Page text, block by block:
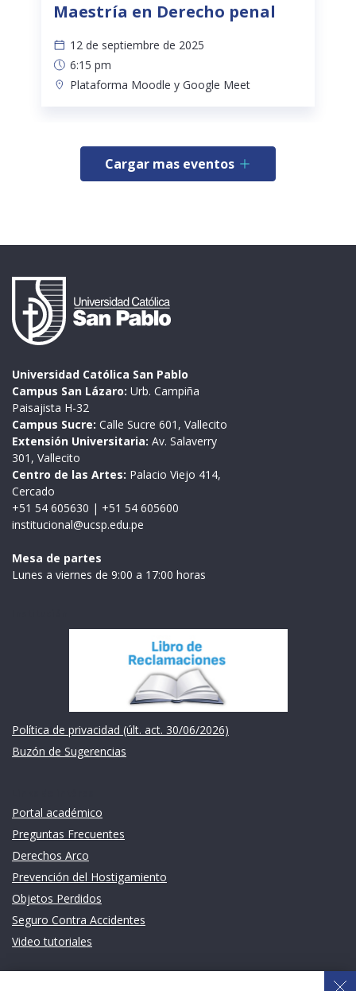
Maestría en Derecho penal
12 de septiembre de 2025
6:15 pm
Plataforma Moodle y Google Meet
Cargar mas eventos
Universidad Católica San Pablo
Campus San Lázaro: Urb. Campiña
Paisajista H-32
Campus Sucre: Calle Sucre 601, Vallecito
Extensión Universitaria: Av. Salaverry
301, Vallecito
Centro de las Artes: Palacio Viejo 414,
Cercado
+51 54 605630 | +51 54 605600
institucional@ucsp.edu.pe
Mesa de partes
Lunes a viernes de 9:00 a 17:00 horas
Política de privacidad (últ. act. 30/06/2026)
Buzón de Sugerencias
Portal académico
Preguntas Frecuentes
Derechos Arco
Prevención del Hostigamiento
Objetos Perdidos
Seguro Contra Accidentes
Video tutoriales